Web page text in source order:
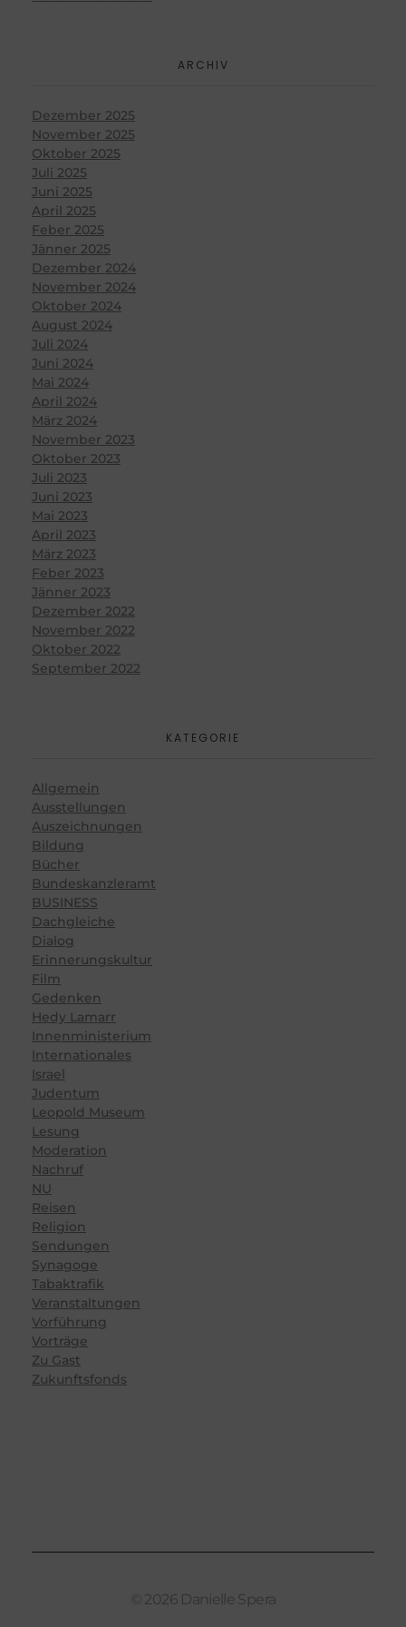
ARCHIV
Dezember 2025
November 2025
Oktober 2025
Juli 2025
Juni 2025
April 2025
Feber 2025
Jänner 2025
Dezember 2024
November 2024
Oktober 2024
August 2024
Juli 2024
Juni 2024
Mai 2024
April 2024
März 2024
November 2023
Oktober 2023
Juli 2023
Juni 2023
Mai 2023
April 2023
März 2023
Feber 2023
Jänner 2023
Dezember 2022
November 2022
Oktober 2022
September 2022
KATEGORIE
Allgemein
Ausstellungen
Auszeichnungen
Bildung
Bücher
Bundeskanzleramt
BUSINESS
Dachgleiche
Dialog
Erinnerungskultur
Film
Gedenken
Hedy Lamarr
Innenministerium
Internationales
Israel
Judentum
Leopold Museum
Lesung
Moderation
Nachruf
NU
Reisen
Religion
Sendungen
Synagoge
Tabaktrafik
Veranstaltungen
Vorführung
Vorträge
Zu Gast
Zukunftsfonds
© 2026 Danielle Spera